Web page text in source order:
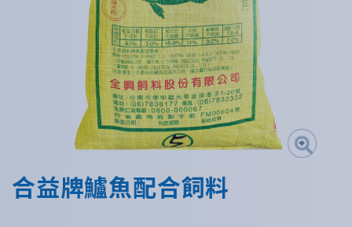
合益牌鱸魚配合飼料